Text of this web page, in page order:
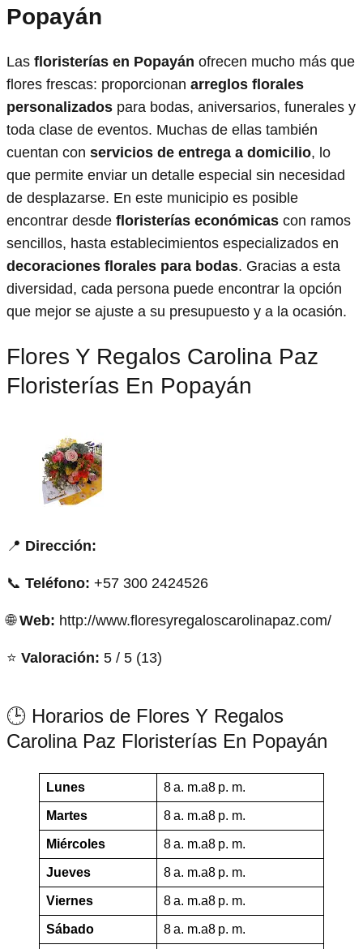
Popayán
Las floristerías en Popayán ofrecen mucho más que
flores frescas: proporcionan arreglos florales
personalizados para bodas, aniversarios, funerales y
toda clase de eventos. Muchas de ellas también
cuentan con servicios de entrega a domicilio, lo
que permite enviar un detalle especial sin necesidad
de desplazarse. En este municipio es posible
encontrar desde floristerías económicas con ramos
sencillos, hasta establecimientos especializados en
decoraciones florales para bodas. Gracias a esta
diversidad, cada persona puede encontrar la opción
que mejor se ajuste a su presupuesto y a la ocasión.
Flores Y Regalos Carolina Paz
Floristerías En Popayán
📍 Dirección:
📞 Teléfono: +57 300 2424526
🌐Web: http://www.floresyregaloscarolinapaz.com/
⭐ Valoración: 5 / 5 (13)
🕒 Horarios de Flores Y Regalos
Carolina Paz Floristerías En Popayán
Lunes 8 a. m.a8 p. m.
Martes 8 a. m.a8 p. m.
Miércoles 8 a. m.a8 p. m.
Jueves 8 a. m.a8 p. m.
Viernes 8 a. m.a8 p. m.
Sábado 8 a. m.a8 p. m.